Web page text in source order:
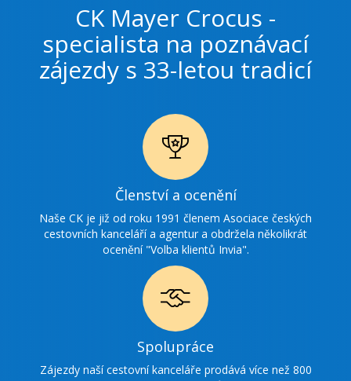
CK Mayer Crocus -
specialista na poznávací
zájezdy s 33-letou tradicí
Ikonka
ocenění
Členství a ocenění
Naše CK je již od roku 1991 členem Asociace českých
cestovních kanceláří a agentur a obdržela několikrát
ocenění "Volba klientů Invia".
Ikonka
spolupráce
Spolupráce
Zájezdy naší cestovní kanceláře prodává více než 800